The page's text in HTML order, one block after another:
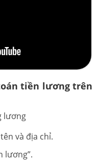
tiền lương trên
lương
và địa chỉ.
lương”.